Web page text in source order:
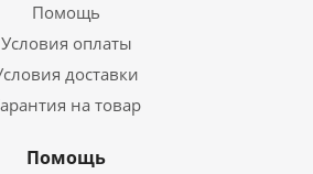
Помощь
Условия оплаты
доставки
на товар
Помощь